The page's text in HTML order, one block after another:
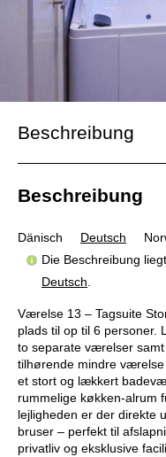
Beschreibung
Beschreibung
Dänisch Deutsch
Die Beschreibung
Deutsch.
Værelse 13 – Tagsuite
plads til op til 6 personer.
to separate værelser
tilhørende mindre
et stort og lækkert
rummelige køkken-alrum
lejligheden er der direkte
bruser – perfekt til
privatliv og eksklusive